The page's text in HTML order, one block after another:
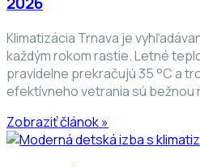
Klimatizácia Trnava je
každým rokom rastie. Letné
pravidelne prekračujú 35 °C a
efektívneho vetrania sú bežnou
Zobraziť článok »